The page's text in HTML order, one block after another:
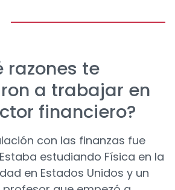
razones te
a trabajar en
financiero?
con las finanzas fue
estudiando Física en la
en Estados Unidos y un